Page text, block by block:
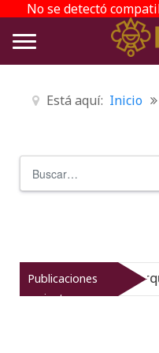
No se detectó
Está aquí: Inicio
Publicaciones
recientes
el patrimonio